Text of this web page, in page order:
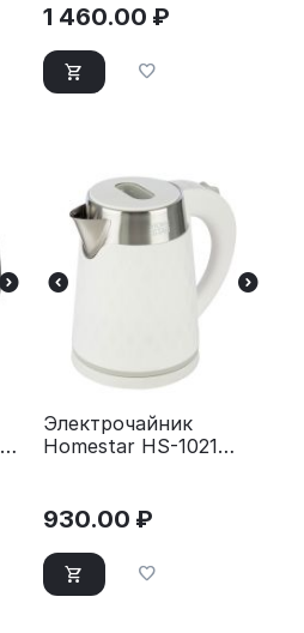
1 460.00 ₽
Электрочайник
Homestar HS-1021
930.00 ₽